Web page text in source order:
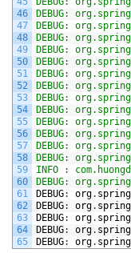
46
47
48
49
50
51
52
53
54
55
56
57
58
59
60
61
62
63
64
65
DEBUG:
DEBUG:
DEBUG:
DEBUG:
DEBUG:
DEBUG:
DEBUG:
DEBUG:
DEBUG:
DEBUG:
DEBUG:
DEBUG:
DEBUG:
INFO :
DEBUG:
DEBUG: org.
DEBUG: org.
DEBUG: org.
DEBUG: org.
DEBUG: org.